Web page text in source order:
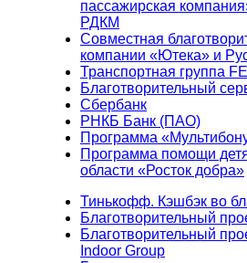
пассажирская
РДКМ
Совместная
компании «Ютека» и
Транспортная группа
Благотворительный
Сбербанк
РНКБ Банк (ПАО)
Программа
Программа помощи
области «Росток добра»
Тинькофф. Кэшбэк во
Благотворительный
Благотворительный
Indoor Group